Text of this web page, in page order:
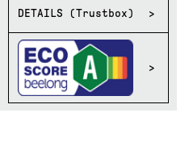
DETAILS (Trustbox)